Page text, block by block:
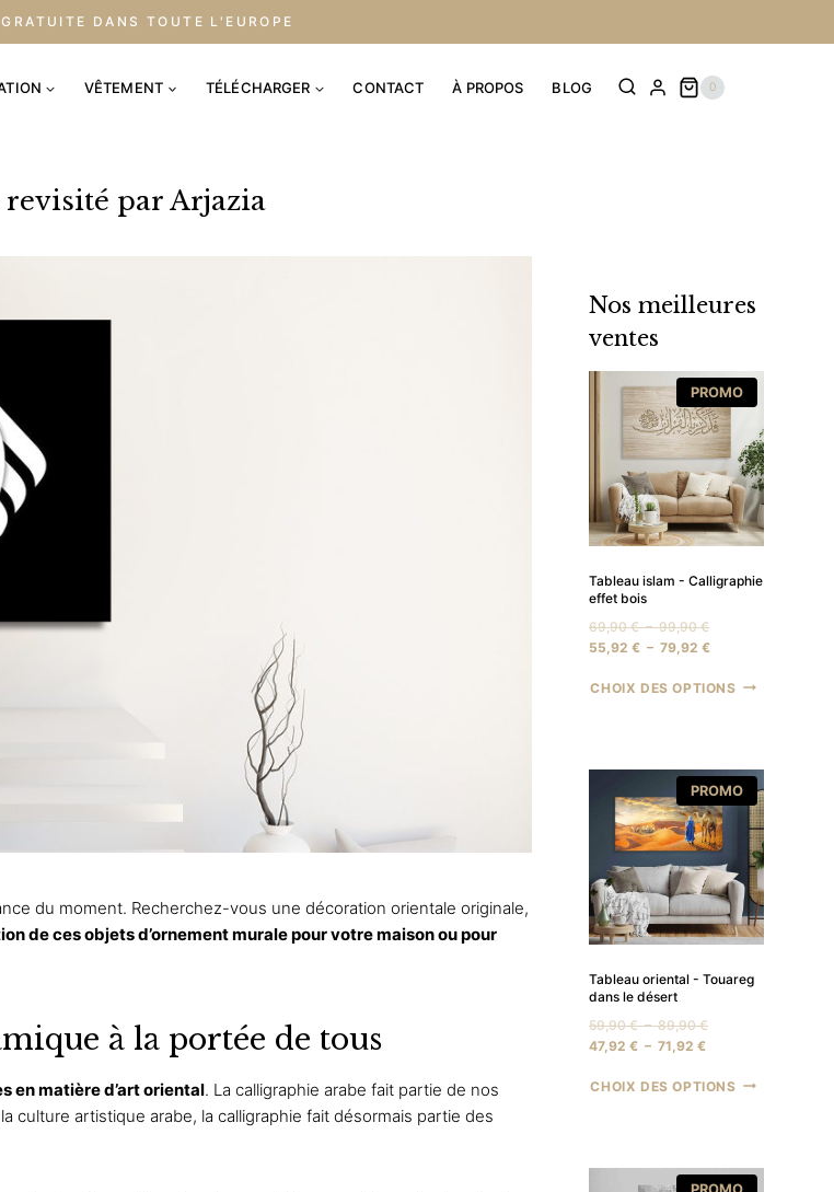
DANS TOUTE L'EUROPE
VÊTEMENT TÉLÉCHARGER CONTACT À PROPOS BLOG 0
par Arjazia
du moment. Recherchez-vous une décoration orientale originale,
de ces objets d’ornement murale pour votre maison ou pour
à la portée de tous
en matière d’art oriental. La calligraphie arabe fait partie de nos
culture artistique arabe, la calligraphie fait désormais partie des
Nos meilleures
ventes
PROMOPRODUIT
EN
Tableau islam - Calligraphie
effet bois
69,90€ – 99,90€Plage
de
69,90 €
55,92 € – 79,92 €Plage
prix :
CHOIX DES OPTIONS
PROMOPRODUIT
EN
PROMOTION
Tableau oriental - Touareg
dans le désert
59,90€ – 89,90€Plage
59,90 €
47,92 € – 71,92 €Plage
prix :
CHOIX DES OPTIONS
PRODUIT